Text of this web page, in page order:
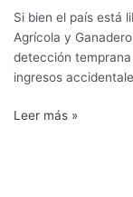
Si bien el país está
Agrícola y
detección
ingresos
Leer más »